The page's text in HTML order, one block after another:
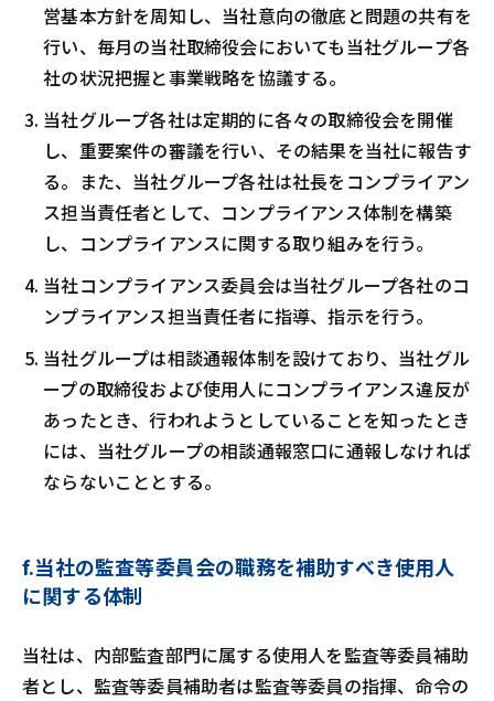
営基本方針を周知し、当社意向の徹底と問題の共有を
行い、毎月の当社取締役会においても当社グループ各
社の状況把握と事業戦略を協議する。
当社グループ各社は定期的に各々の取締役会を開催
し、重要案件の審議を行い、その結果を当社に報告す
る。また、当社グループ各社は社長をコンプライアン
ス担当責任者として、コンプライアンス体制を構築
し、コンプライアンスに関する取り組みを行う。
当社コンプライアンス委員会は当社グループ各社のコ
ンプライアンス担当責任者に指導、指示を行う。
当社グループは相談通報体制を設けており、当社グル
ープの取締役および使用人にコンプライアンス違反が
あったとき、行われようとしていることを知ったとき
には、当社グループの相談通報窓口に通報しなければ
ならないこととする。
f.当社の監査等委員会の職務を補助すべき使用人
に関する体制
当社は、内部監査部門に属する使用人を監査等委員補助
者とし、監査等委員補助者は監査等委員の指揮、命令の